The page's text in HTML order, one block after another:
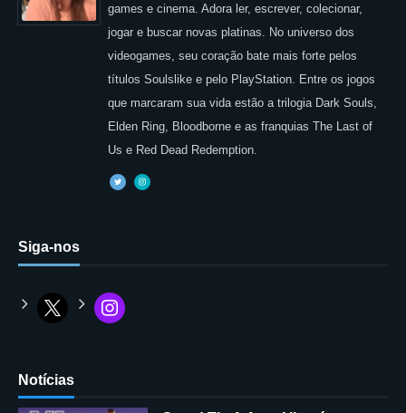
games e cinema. Adora ler, escrever, colecionar,
jogar e buscar novas platinas. No universo dos
videogames, seu coração bate mais forte pelos
títulos Soulslike e pelo PlayStation. Entre os jogos
que marcaram sua vida estão a trilogia Dark Souls,
Elden Ring, Bloodborne e as franquias The Last of
Us e Red Dead Redemption.
Siga-nos
Notícias